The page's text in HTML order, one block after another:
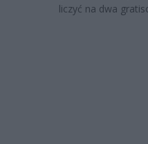
liczyć na dwa